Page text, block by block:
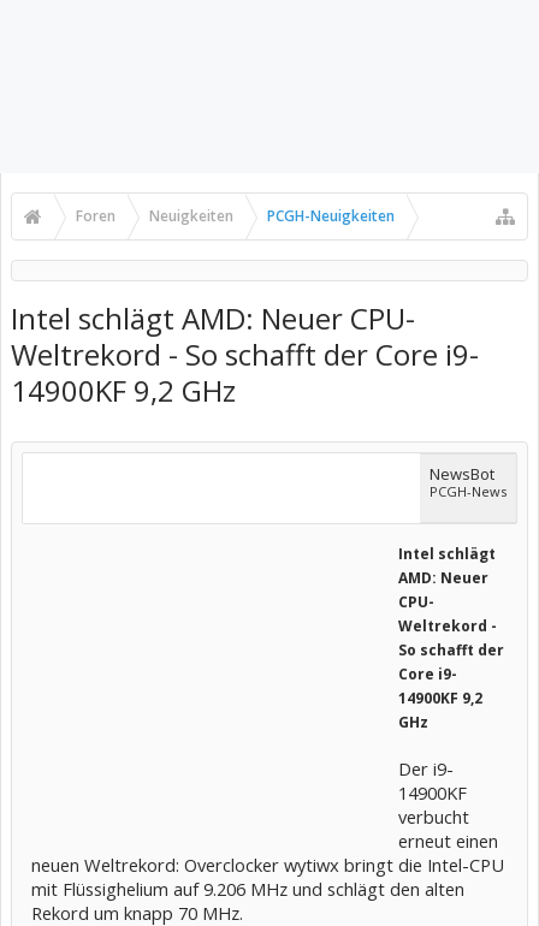
Foren Neuigkeiten PCGH-Neuigkeiten
Intel schlägt AMD: Neuer CPU-
Weltrekord - So schafft der Core i9-
14900KF 9,2 GHz
NewsBot
PCGH-News
Intel schlägt
AMD: Neuer
CPU-
Weltrekord -
So schafft der
Core i9-
14900KF 9,2
GHz
Der i9-
14900KF
verbucht
erneut einen
neuen Weltrekord: Overclocker wytiwx bringt die Intel-CPU
mit Flüssighelium auf 9.206 MHz und schlägt den alten
Rekord um knapp 70 MHz.